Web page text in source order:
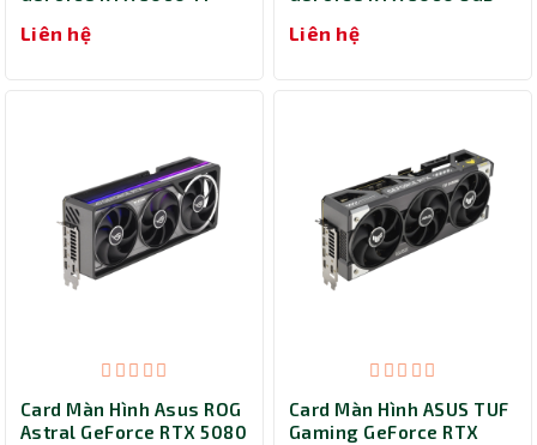
(GV-N506TWF2MAX OC-
Liên hệ
RTX5060-O8G)
Liên hệ
Card Màn Hình Asus ROG
Astral GeForce RTX 5080
Card Màn Hình ASUS TUF
Gaming GeForce RTX